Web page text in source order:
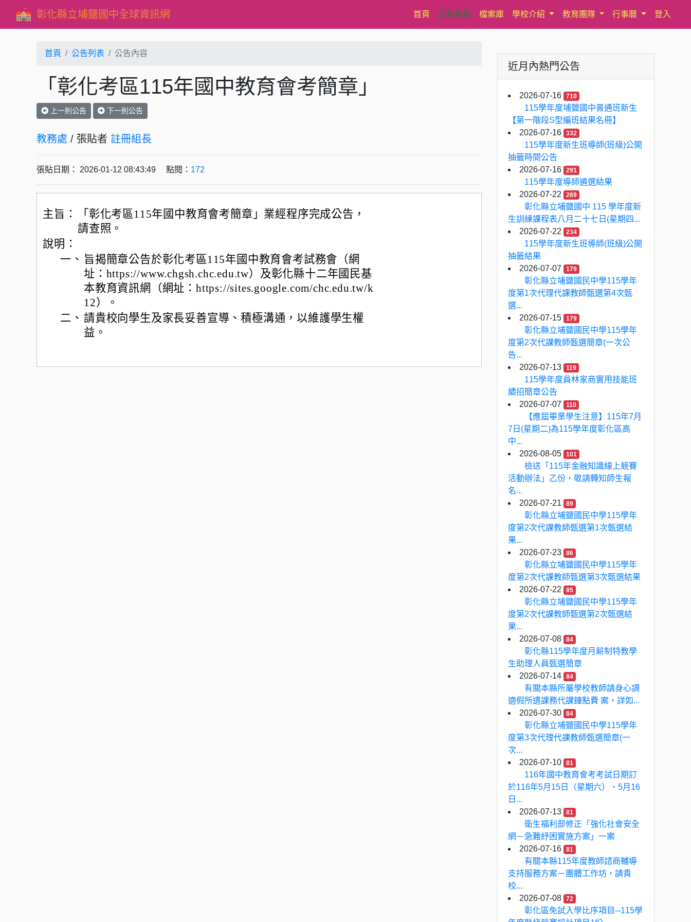
彰化縣立埔鹽國中全球資訊網 首頁(current)
公告系統 檔案庫 學校介紹 教育團隊 行事曆 登入
首頁 公告列表 公告內容
「彰化考區115年國中教育會考簡章」
上一則公告 下一則公告
教務處 / 張貼者 註冊組長
張貼日期： 2026-01-12 08:43:49 點閱： 172
主旨：
「彰化考區115年國中教育會考簡章」業經程序完成公告，
請查照。
說明：
一、 旨揭簡章公告於彰化考區115年國中教育會考試務會（網
址：https://www.chgsh.chc.edu.tw）及彰化縣十二年國民基
本教育資訊網（網址：https://sites.google.com/chc.edu.tw/k
12）。
二、 請貴校向學生及家長妥善宣導、積極溝通，以維護學生權
益。
近月內熱門公告
2026-07-16 710
115學年度埔鹽國中普通班新生
【第一階段S型編班結果名冊】
2026-07-16
332
115學年度新生班導師(班級)公開
抽籤時間公告
2026-07-16
291
115學年度導師遴選結果
2026-07-22
269
彰化縣立埔鹽國中 115 學年度新
生訓練課程表八月二十七日(星期四...
2026-07-22
234
115學年度新生班導師(班級)公開
抽籤結果
2026-07-07
179
彰化縣立埔鹽國民中學115學年
度第1次代理代課教師甄選第4次甄
選...
2026-07-15
179
彰化縣立埔鹽國民中學115學年
度第2次代課教師甄選簡章(一次公
告...
2026-07-13
119
115學年度員林家商實用技能班
續招簡章公告
2026-07-07
110
【應屆畢業學生注意】115年7月
7日(星期二)為115學年度彰化區高
中...
2026-08-05
101
檢送「115年金融知識線上競賽
活動辦法」乙份，敬請轉知師生報
名...
2026-07-21
89
彰化縣立埔鹽國民中學115學年
度第2次代課教師甄選第1次甄選結
果...
2026-07-23
86
彰化縣立埔鹽國民中學115學年
度第2次代課教師甄選第3次甄選結果
2026-07-22
85
彰化縣立埔鹽國民中學115學年
度第2次代課教師甄選第2次甄選結
果...
2026-07-08
84
彰化縣115學年度月薪制特教學
生助理人員甄選簡章
2026-07-14
84
有關本縣所屬學校教師請身心調
適假所遺課務代課鐘點費 案，詳如...
2026-07-30
84
彰化縣立埔鹽國民中學115學年
度第3次代理代課教師甄選簡章(一
次...
2026-07-10
81
116年國中教育會考考試日期訂
於116年5月15日（星期六）、5月16
日...
2026-07-13
81
衛生福利部修正「強化社會安全
網－急難紓困實施方案」一案
2026-07-16
81
有關本縣115年度教師諮商輔導
支持服務方案－團體工作坊，請貴
校...
2026-07-08
72
彰化區免試入學比序項目─115學